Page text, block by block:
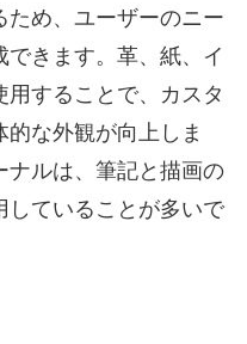
め、ユーザーのニー
きます。革、紙、イ
することで、カスタ
な外観が向上しま
ナルは、筆記と描画の
していることが多いで